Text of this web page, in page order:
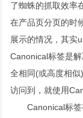
了蜘蛛的抓取效率
在产品页分页的时
展示的情况，其实
Canonical标签是
全相同(或高度相
访问到，就使用
Canonical标签